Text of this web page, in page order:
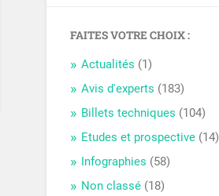
FAITES VOTRE CHOIX :
Actualités (1)
Avis d'experts (183)
Billets techniques (104)
Etudes et prospective (14)
Infographies (58)
Non classé (18)